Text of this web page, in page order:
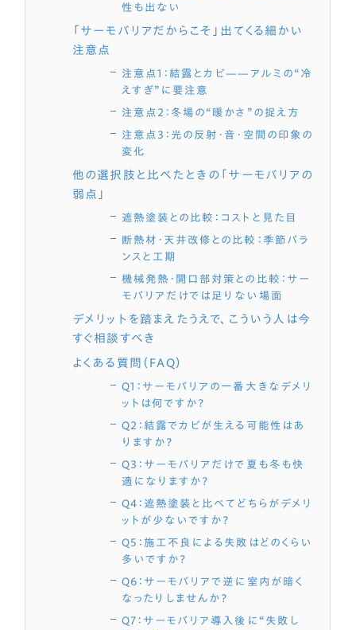
性も出ない
「サーモバリアだからこそ」出てくる細かい
注意点
注意点1：結露とカビ——アルミの“冷
えすぎ”に要注意
注意点2：冬場の“暖かさ”の捉え方
注意点3：光の反射・音・空間の印象の
変化
他の選択肢と比べたときの「サーモバリアの
弱点」
遮熱塗装との比較：コストと見た目
断熱材・天井改修との比較：季節バラ
ンスと工期
機械発熱・開口部対策との比較：サー
モバリアだけでは足りない場面
デメリットを踏まえたうえで、こういう人は今
すぐ相談すべき
よくある質問（FAQ）
Q1：サーモバリアの一番大きなデメリ
ットは何ですか？
Q2：結露でカビが生える可能性はあ
りますか？
Q3：サーモバリアだけで夏も冬も快
適になりますか？
Q4：遮熱塗装と比べてどちらがデメリ
ットが少ないですか？
Q5：施工不良による失敗はどのくらい
多いですか？
Q6：サーモバリアで逆に室内が暗く
なったりしませんか？
Q7：サーモバリア導入後に“失敗し